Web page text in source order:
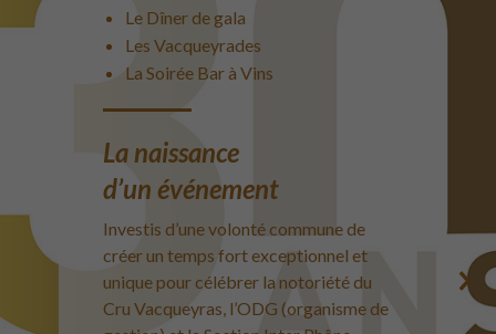
Le Dîner de gala
Les Vacqueyrades
La Soirée Bar à Vins
La naissance
d’un événement
Investis d’une volonté commune de
créer un temps fort exceptionnel et
unique pour célébrer la notoriété du
Cru Vacqueyras, l’ODG (organisme de